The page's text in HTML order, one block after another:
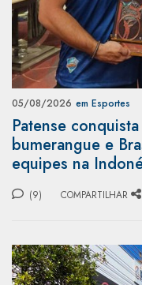
05/08/2026 em Esportes
Patense
bumerangue e
equipes na
(9) COMPARTILHAR